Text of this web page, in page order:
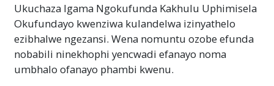
Ukuchaza Igama Ngokufunda Kakhulu Uphimisela
Okufundayo kwenziwa kulandelwa izinyathelo
ezibhalwe ngezansi. Wena nomuntu ozobe efunda
nobabili ninekhophi yencwadi efanayo noma
umbhalo ofanayo phambi kwenu.